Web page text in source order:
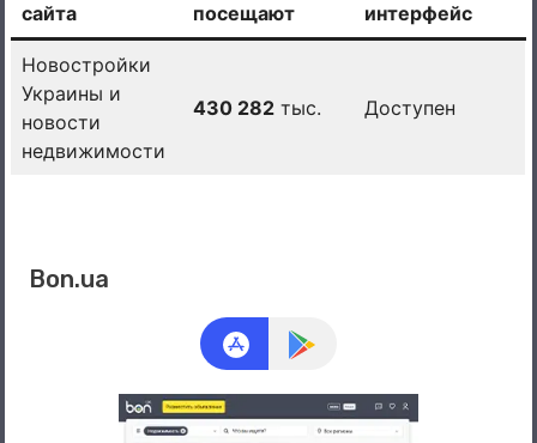
сайта
посещают
интерфейс
Новостройки
Украины и
новости
недвижимости
430 282 тыс. Доступен
Bon.ua